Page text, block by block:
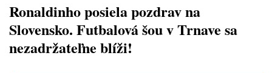
Ronaldinho posiela pozdrav na
Slovensko. Futbalová šou v Trnave sa
nezadržateľne blíži!